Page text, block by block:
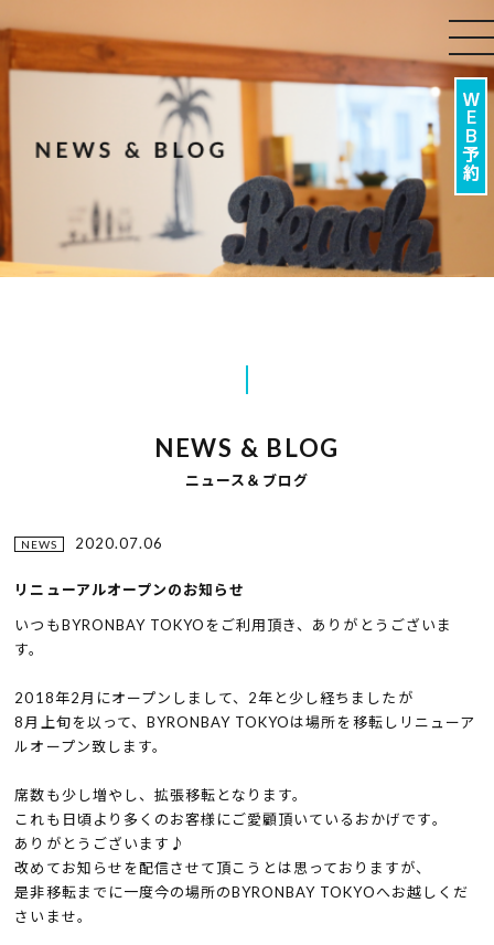
NEWS & BLOG
ニュース＆ブログ
NEWS 2020.07.06
リニューアルオープンのお知らせ
いつもBYRONBAY TOKYOをご利用頂き、ありがとうございま
す。
2018年2月にオープンしまして、2年と少し経ちましたが
8月上旬を以って、BYRONBAY TOKYOは場所を移転しリニューア
ルオープン致します。
席数も少し増やし、拡張移転となります。
これも日頃より多くのお客様にご愛顧頂いているおかげです。
ありがとうございます♪
改めてお知らせを配信させて頂こうとは思っておりますが、
是非移転までに一度今の場所のBYRONBAY TOKYOへお越しくだ
さいませ。